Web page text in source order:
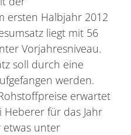
ersten Halbjahr 2012
liegt mit 56
Vorjahresniveau.
soll durch eine
werden.
erwartet
Heberer für das Jahr
etwas unter